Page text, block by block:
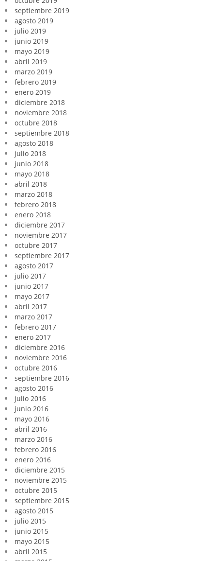
septiembre 2019
agosto 2019
julio 2019
junio 2019
mayo 2019
abril 2019
marzo 2019
febrero 2019
enero 2019
diciembre 2018
noviembre 2018
octubre 2018
septiembre 2018
agosto 2018
julio 2018
junio 2018
mayo 2018
abril 2018
marzo 2018
febrero 2018
enero 2018
diciembre 2017
noviembre 2017
octubre 2017
septiembre 2017
agosto 2017
julio 2017
junio 2017
mayo 2017
abril 2017
marzo 2017
febrero 2017
enero 2017
diciembre 2016
noviembre 2016
octubre 2016
septiembre 2016
agosto 2016
julio 2016
junio 2016
mayo 2016
abril 2016
marzo 2016
febrero 2016
enero 2016
diciembre 2015
noviembre 2015
octubre 2015
septiembre 2015
agosto 2015
julio 2015
junio 2015
mayo 2015
abril 2015